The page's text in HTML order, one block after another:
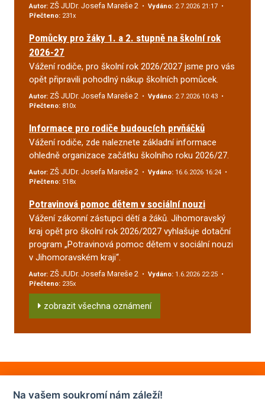
Autor: ZŠ JUDr. Josefa Mareše 2 • Vydáno: 2.7.2026 21:17 •
Přečteno: 231x
Pomůcky pro žáky 1. a 2. stupně na školní rok
2026-27
Vážení rodiče, pro školní rok 2026/2027 jsme pro vás
opět připravili pohodlný nákup školních pomůcek.
Autor: ZŠ JUDr. Josefa Mareše 2 • Vydáno: 2.7.2026 10:43 •
Přečteno: 810x
Informace pro rodiče budoucích prvňáčků
Vážení rodiče, zde naleznete základní informace
ohledně organizace začátku školního roku 2026/27.
Autor: ZŠ JUDr. Josefa Mareše 2 • Vydáno: 16.6.2026 16:24 •
Přečteno: 518x
Potravinová pomoc dětem v sociální nouzi
Vážení zákonní zástupci dětí a žáků. Jihomoravský
kraj opět pro školní rok 2026/2027 vyhlašuje dotační
program „Potravinová pomoc dětem v sociální nouzi
v Jihomoravském kraji“.
Autor: ZŠ JUDr. Josefa Mareše 2 • Vydáno: 1.6.2026 22:25 •
Přečteno: 235x
zobrazit všechna oznámení
Na vašem soukromí nám záleží!